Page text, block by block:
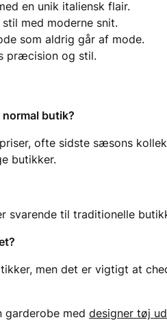
en unik italiensk flair.
med moderne snit.
som aldrig går af mode.
præcision og stil.
butik?
ofte sidste sæsons
butikker.
svarende til traditionelle
men det er vigtigt at
garderobe med designer tøj